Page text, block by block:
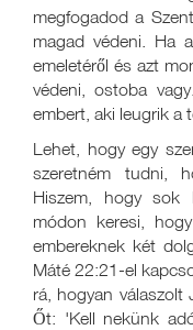
megfogadod a
magad védeni. Ha
emeletéről és azt
védeni, ostoba
embert, aki leugrik a
Lehet, hogy egy
szeretném tudni,
Hiszem, hogy sok
módon keresi,
embereknek két
Máté 22:21-el
rá, hogyan válaszolt
Őt: 'Kell nekünk